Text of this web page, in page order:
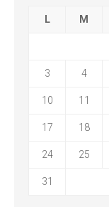
L M
3 4
10 11
17 18
24 25
31